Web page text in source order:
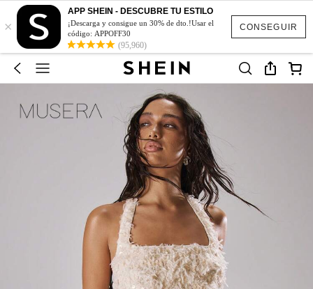
CONSEGUIR
×
APP SHEIN - DESCUBRE TU ESTILO
¡Descarga y consigue un 30% de dto.!Usar el
código: APPOFF30
(95,960)